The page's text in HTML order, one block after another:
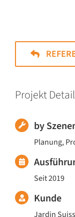
Projekt
by
Planung,
Seit 2019
Kunde
Jardin